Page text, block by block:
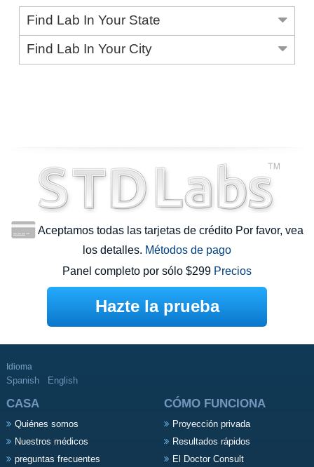
Find Lab In Your State
Find Lab In Your City
Aceptamos todas las tarjetas de crédito Por favor, vea
los detalles. Métodos de pago
Panel completo por sólo $299 Precios
Hazte la prueba
Idioma
Spanish English
CASA
Quiénes somos
Nuestros médicos
preguntas frecuentes
CÓMO FUNCIONA
Proyección privada
Resultados rápidos
El Doctor Consult